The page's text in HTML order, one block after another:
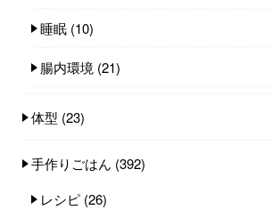
睡眠 (10)
腸内環境 (21)
体型 (23)
手作りごはん (392)
レシピ (26)